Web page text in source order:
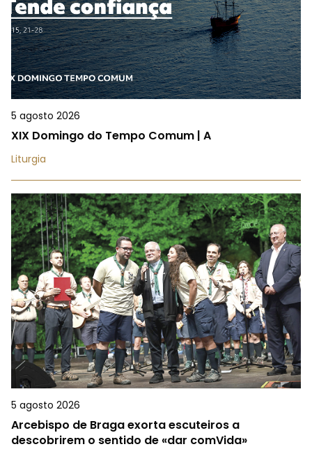
5 agosto 2026
XIX Domingo do Tempo Comum | A
Liturgia
5 agosto 2026
Arcebispo de Braga exorta escuteiros a
descobrirem o sentido de «dar comVida»